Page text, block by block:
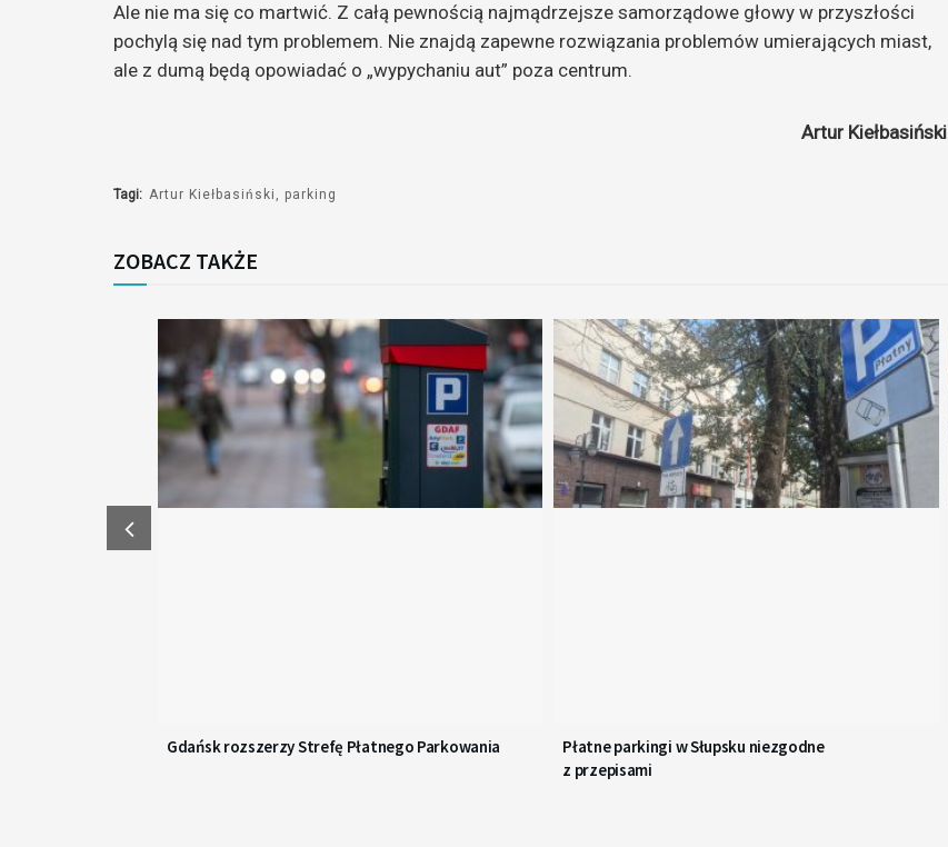
Ale nie ma się co martwić. Z całą pewnością najmądrzejsze samorządowe głowy w przyszłości
pochylą się nad tym problemem. Nie znajdą zapewne rozwiązania problemów umierających miast,
ale z dumą będą opowiadać o „wypychaniu aut” poza centrum.
Artur Kiełbasiński
Tagi: Artur Kiełbasiński parking
ZOBACZ TAKŻE
Gdańsk rozszerzy Strefę Płatnego Parkowania
Płatne parkingi w Słupsku niezgodne
z przepisami